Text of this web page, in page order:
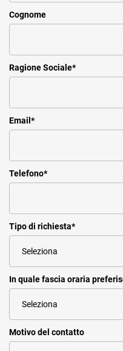
Cognome
Ragione Sociale*
Email *
Telefono*
Tipo di richiesta*
In quale fascia oraria
Motivo del contatto